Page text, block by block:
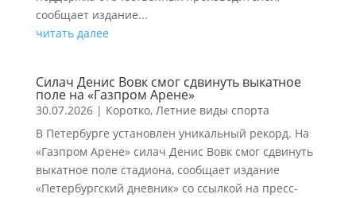
сообщает издание...
читать далее
Силач Денис Вовк смог сдвинуть выкатное
поле на «Газпром Арене»
30.07.2026| Коротко, Летние виды спорта
В Петербурге установлен уникальный рекорд. На
«Газпром Арене» силач Денис Вовк смог сдвинуть
выкатное поле стадиона, сообщает издание
«Петербургский дневник» со ссылкой на пресс-